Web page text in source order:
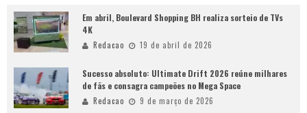
Em abril, Boulevard Shopping BH realiza sorteio de TVs
4K
Redacao 19 de abril de 2026
Sucesso absoluto: Ultimate Drift 2026 reúne milhares
de fãs e consagra campeões no Mega Space
Redacao 9 de março de 2026